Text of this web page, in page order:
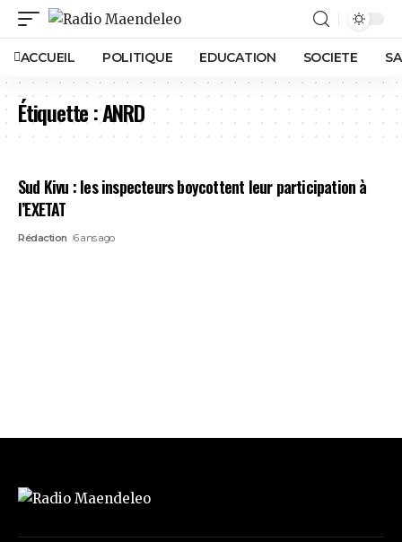
ACCUEIL POLITIQUE EDUCATION SOCIETE
Étiquette :ANRD
Sud Kivu : les inspecteurs boycottent leur participation à
l’EXETAT
Rédaction 6 ans ago